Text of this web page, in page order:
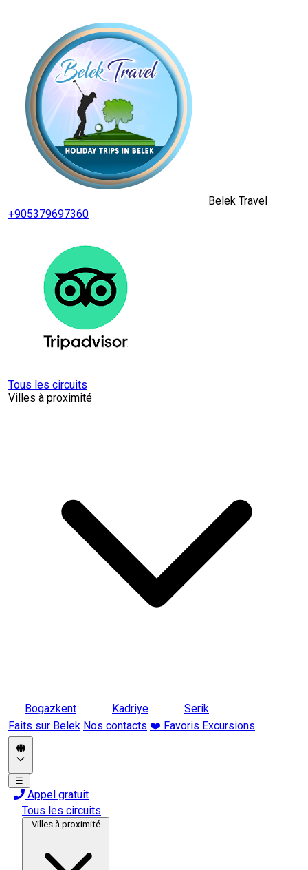
Belek Travel
+905379697360
Tous les circuits
Villes à proximité
Bogazkent Kadriye
Serik
Faits sur Belek Nos contacts ❤️ Favoris Excursions
☰
Appel gratuit
Tous les circuits
Villes à proximité